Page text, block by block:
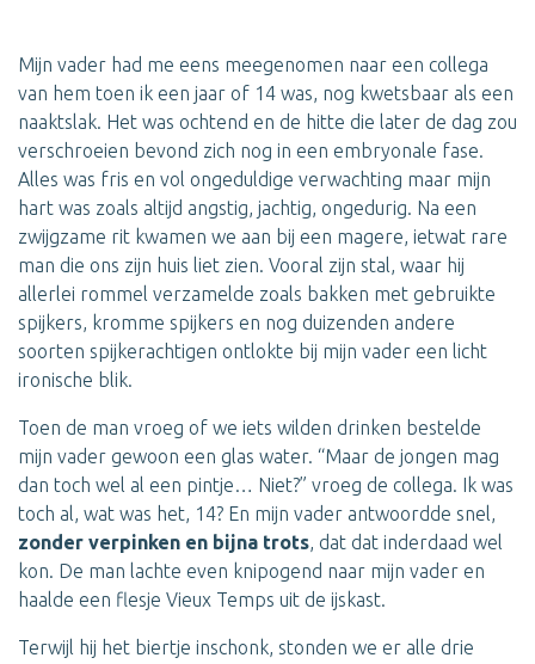
Mijn vader had me eens meegenomen naar een collega
van hem toen ik een jaar of 14 was, nog kwetsbaar als een
naaktslak. Het was ochtend en de hitte die later de dag zou
verschroeien bevond zich nog in een embryonale fase.
Alles was fris en vol ongeduldige verwachting maar mijn
hart was zoals altijd angstig, jachtig, ongedurig. Na een
zwijgzame rit kwamen we aan bij een magere, ietwat rare
man die ons zijn huis liet zien. Vooral zijn stal, waar hij
allerlei rommel verzamelde zoals bakken met gebruikte
spijkers, kromme spijkers en nog duizenden andere
soorten spijkerachtigen ontlokte bij mijn vader een licht
ironische blik.
Toen de man vroeg of we iets wilden drinken bestelde
mijn vader gewoon een glas water. “Maar de jongen mag
dan toch wel al een pintje… Niet?” vroeg de collega. Ik was
toch al, wat was het, 14? En mijn vader antwoordde snel,
zonder verpinken en bijna trots, dat dat inderdaad wel
kon. De man lachte even knipogend naar mijn vader en
haalde een flesje Vieux Temps uit de ijskast.
Terwijl hij het biertje inschonk, stonden we er alle drie